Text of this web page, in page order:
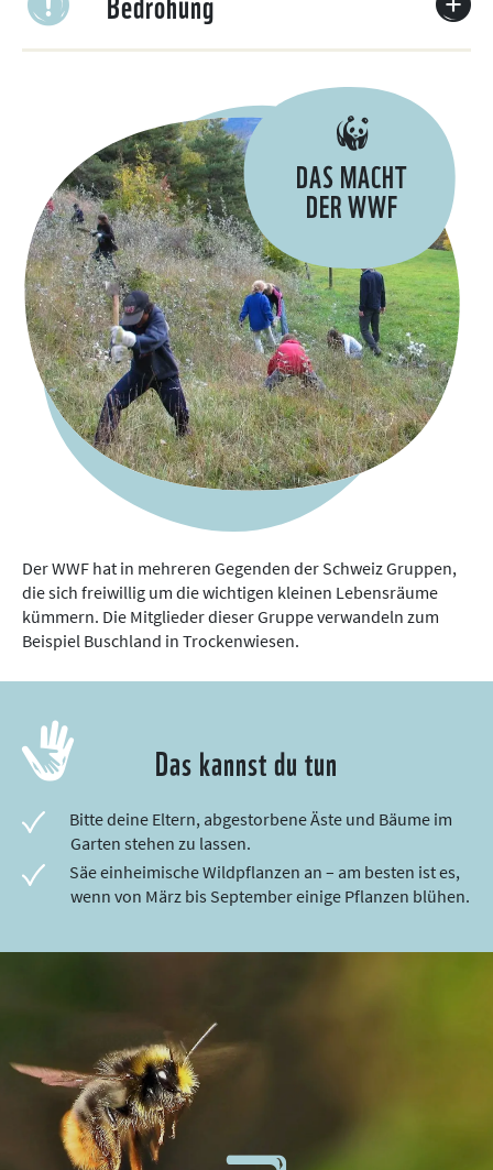
DAS MACHT
DER WWF
Der WWF hat in mehreren Gegenden der Schweiz Gruppen,
die sich freiwillig um die wichtigen kleinen Lebensräume
kümmern. Die Mitglieder dieser Gruppe verwandeln zum
Beispiel Buschland in Trockenwiesen.
Das kannst du tun
Bitte deine Eltern, abgestorbene Äste und Bäume im
Garten stehen zu lassen.
Säe einheimische Wildpflanzen an – am besten ist es,
wenn von März bis September einige Pflanzen blühen.